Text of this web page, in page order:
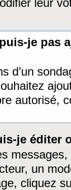
leur
je pas
d’un
autorisé,
je éditer
un
cliquez